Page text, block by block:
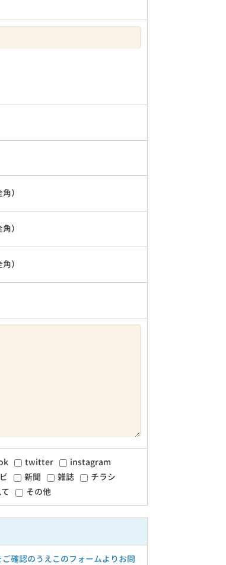
角）
角）
角）
twitter
instagram
新聞 雑誌
チラシ
その他
確認のうえこのフォームよりお問